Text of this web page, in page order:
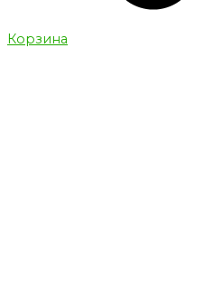
Корзина